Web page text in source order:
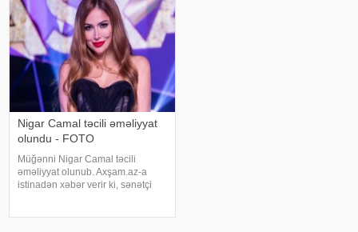
Nigar Camal təcili əməliyyat
olundu - FOTO
Müğənni Nigar Camal təcili
əməliyyat olunub. Axşam.az-a
istinadən xəbər verir ki, sənətçi